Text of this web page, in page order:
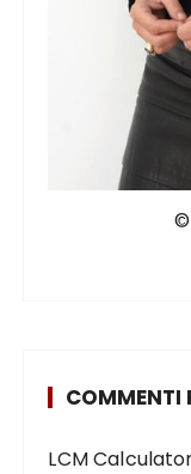
COMMENTI
LCM